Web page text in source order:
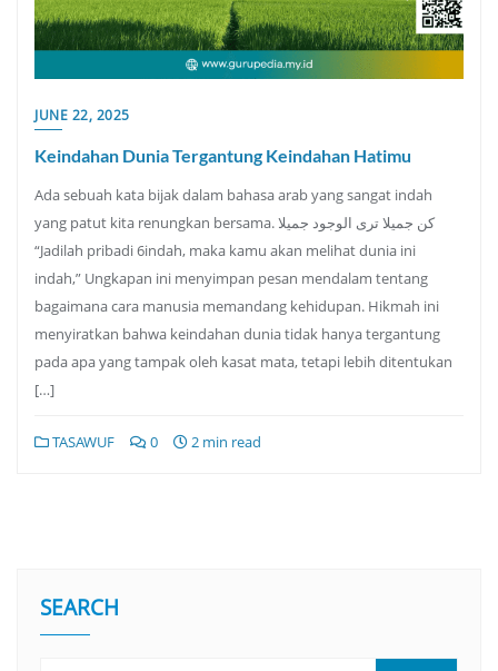
JUNE 22, 2025
Keindahan Dunia Tergantung Keindahan Hatimu
Ada sebuah kata bijak dalam bahasa arab yang sangat indah
yang patut kita renungkan bersama. كن جميلا ترى الوجود جميلا
“Jadilah pribadi 6indah, maka kamu akan melihat dunia ini
indah,” Ungkapan ini menyimpan pesan mendalam tentang
bagaimana cara manusia memandang kehidupan. Hikmah ini
menyiratkan bahwa keindahan dunia tidak hanya tergantung
pada apa yang tampak oleh kasat mata, tetapi lebih ditentukan
[…]
TASAWUF 0 2 min read
SEARCH